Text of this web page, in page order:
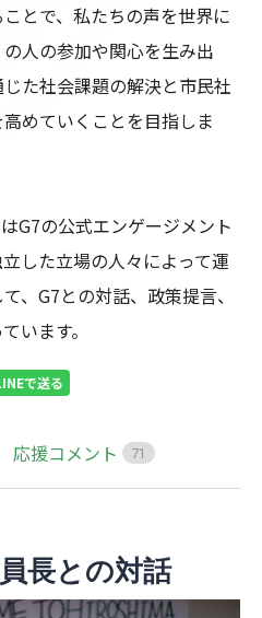
ことで、私たちの声を世界に
人の参加や関心を生み出
た社会課題の解決と市民社
めていくことを目指しま
G7の公式エンゲージメント
した立場の人々によって運
、G7との対話、政策提言、
います。
で送る
応援コメント 71
長との対話